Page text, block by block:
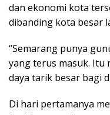
dan ekonomi kota
dibanding kota besar
“Semarang punya
yang terus masuk. Itu
daya tarik besar bagi
Di hari pertamanya